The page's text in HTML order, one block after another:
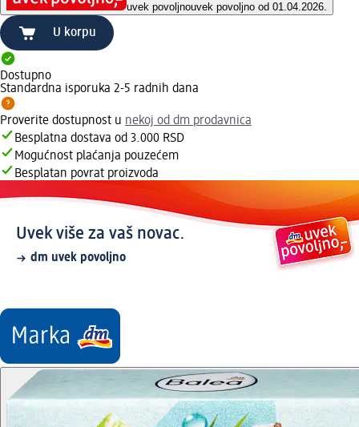
uvek povoljnouvek povoljno od 01.04.2026.
U korpu
Dostupno
Standardna isporuka 2-5 radnih dana
Proverite dostupnost u nekoj od dm prodavnica
Besplatna dostava od 3.000 RSD
Mogućnost plaćanja pouzećem
Besplatan povrat proizvoda
Uvek više za vaš novac.
dm uvek povoljno